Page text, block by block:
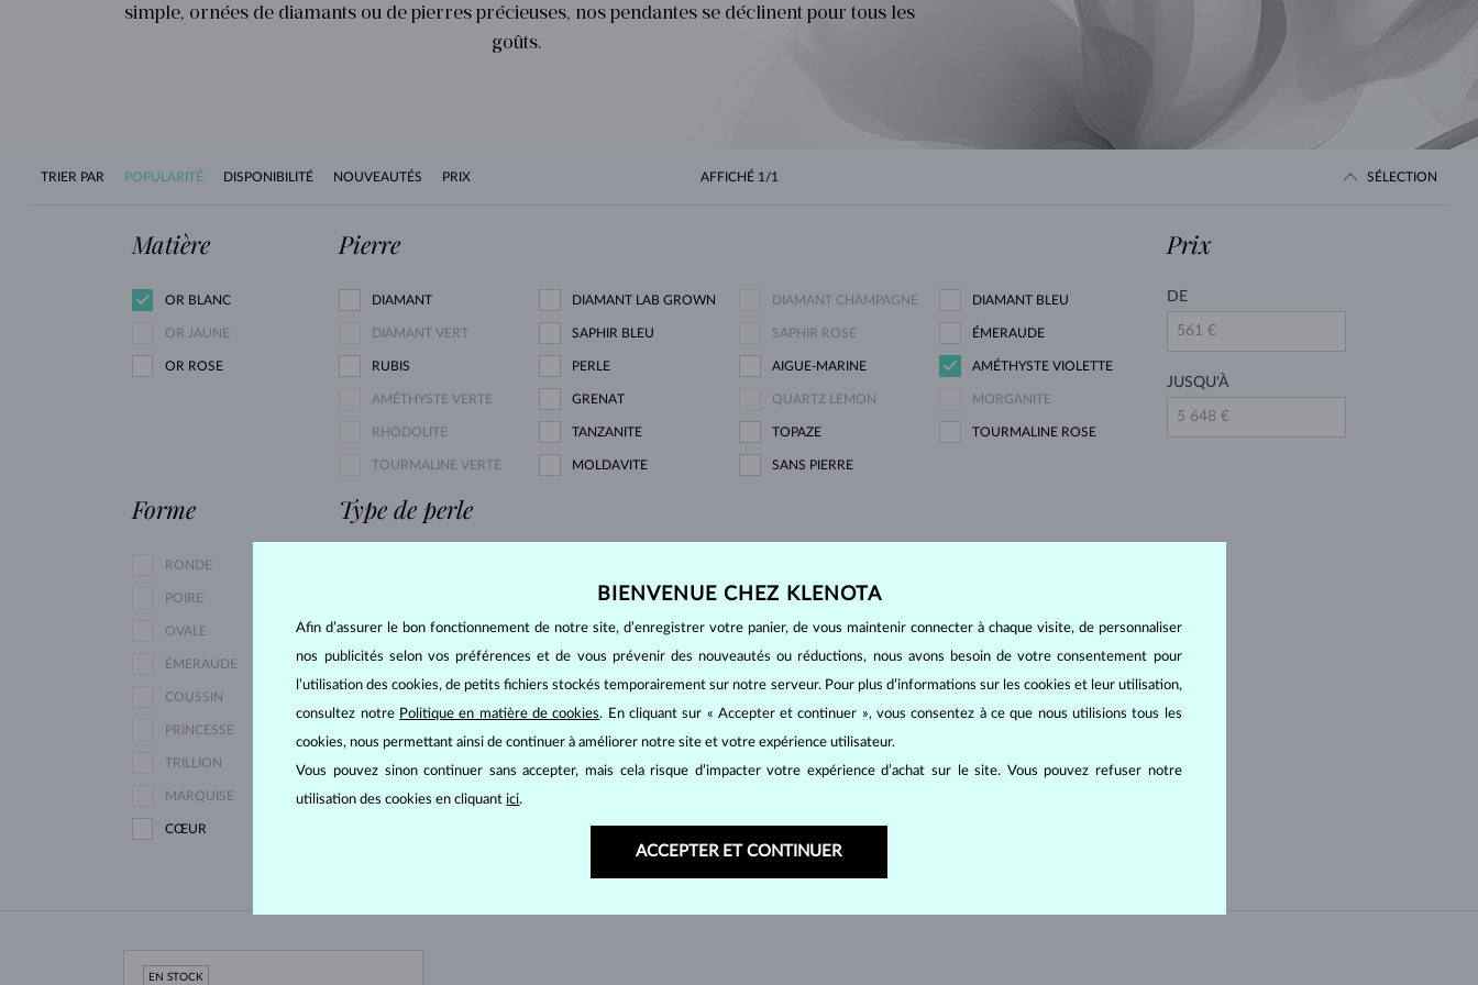
DESIGN HALO
ENSEMBLES ORIGINAUX POUR FEMMES EN OR JAUNE
AMÉTHYSTES OR BLANC
SOLITAIRES MORGANITES OR BLANC
OR JAUNE
PIERRES PRÉCIEUSES TOPAZES OR ROSE
COLLIERS MAGNÉTIQUES
PERLES D´EAU DOUCE
PERLES
SERTISSAGE CLOS RUBIS OR BLANC
OR ROSE
POUR LA MAMAN IDÉES CADEAUX
simple, ornées de diamants ou de pierres précieuses, nos pendantes se déclinent pour tous les
goûts.
TRIER PAR POPULARITÉ DISPONIBILITÉ NOUVEAUTÉS PRIX AFFICHÉ 1/1 SÉLECTION
Matière
OR BLANC
OR JAUNE
OR ROSE
Pierre
DIAMANT DIAMANT LAB GROWN DIAMANT CHAMPAGNE DIAMANT BLEU
DIAMANT VERT SAPHIR BLEU SAPHIR ROSE ÉMERAUDE
RUBIS PERLE AIGUE-MARINE AMÉTHYSTE VIOLETTE
AMÉTHYSTE VERTE GRENAT QUARTZ LEMON MORGANITE
RHODOLITE TANZANITE TOPAZE TOURMALINE ROSE
TOURMALINE VERTE MOLDAVITE SANS PIERRE
Prix
DE
JUSQU'À
Forme
RONDE
POIRE
OVALE
ÉMERAUDE
COUSSIN
PRINCESSE
TRILLION
MARQUISE
CŒUR
Type de perle
D'EAU DOUCE
AKOYA
EN STOCK
BIENVENUE CHEZ KLENOTA
Afin d’assurer le bon fonctionnement de notre site, d’enregistrer votre panier, de vous maintenir connecter à chaque visite, de personnaliser
nos publicités selon vos préférences et de vous prévenir des nouveautés ou réductions, nous avons besoin de votre consentement pour
l’utilisation des cookies, de petits fichiers stockés temporairement sur notre serveur. Pour plus d’informations sur les cookies et leur utilisation,
consultez notre Politique en matière de cookies. En cliquant sur « Accepter et continuer », vous consentez à ce que nous utilisions tous les
cookies, nous permettant ainsi de continuer à améliorer notre site et votre expérience utilisateur.
Vous pouvez sinon continuer sans accepter, mais cela risque d’impacter votre expérience d’achat sur le site. Vous pouvez refuser notre
utilisation des cookies en cliquantici.
ACCEPTER ET CONTINUER